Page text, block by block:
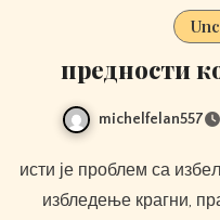
предности
michelfelan557
исти је проблем са избељивачем. може чак и да изазове
избледење крагни,